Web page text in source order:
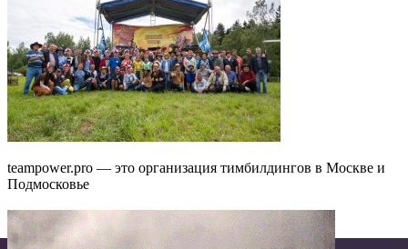
teampower.pro — это организация тимбилдингов в Москве и
Подмосковье